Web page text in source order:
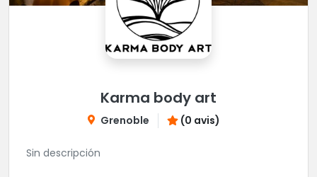
Karma body art
Grenoble (0 avis)
Sin descripción